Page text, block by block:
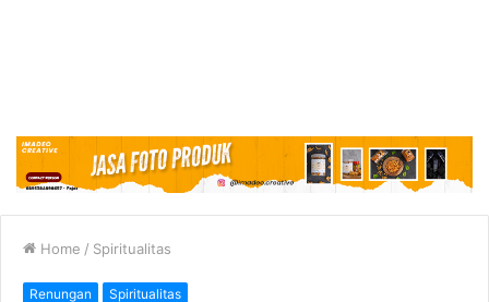
Home / Spiritualitas
Renungan Spiritualitas